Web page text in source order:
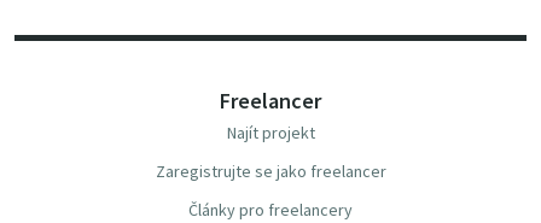
Freelancer
Najít projekt
Zaregistrujte se jako freelancer
Články pro freelancery